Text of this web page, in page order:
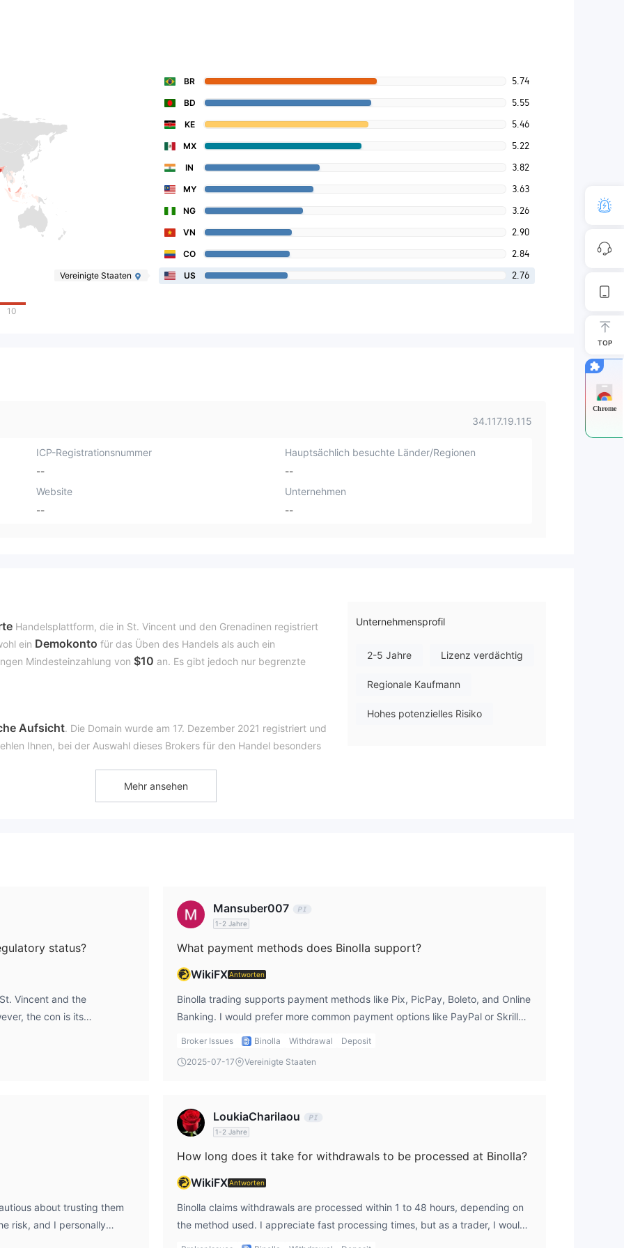
10
BR 5.74
BD 5.55
KE 5.46
MX 5.22
IN 3.82
MY 3.63
NG 3.26
VN 2.90
CO 2.84
Vereinigte Staaten US 2.76
34.117.19.115
ICP-Registrationsnummer
--
Hauptsächlich besuchte Länder/Regionen
--
Website
--
Unternehmen
--
Handelsplattform, die in St. Vincent und den Grenadinen registriert
ein Demokonto für das Üben des Handels als auch ein
Mindesteinzahlung von $10 an. Es gibt jedoch nur begrenzte
Aufsicht. Die Domain wurde am 17. Dezember 2021 registriert und
Ihnen, bei der Auswahl dieses Brokers für den Handel besonders
Unternehmensprofil
2-5 Jahre Lizenz verdächtig
Regionale Kaufmann
Hohes potenzielles Risiko
Mehr ansehen
status?
Vincent and the
the con is its
the protection of my
Mansuber007
1-2 Jahre
What payment methods does Binolla support?
WikiFXAntworten
Binolla trading supports payment methods like Pix, PicPay, Boleto, and Online
Banking. I would prefer more common payment options like PayPal or Skrill
for added security and convenience, but since they aren’t offered, I would
binolla login.
Broker Issues Binolla Withdrawal
Deposit
2025-07-17
Vereinigte Staaten
about trusting them
risk, and I personally
to ensure my funds are
LoukiaCharilaou
1-2 Jahre
How long does it take for withdrawals to be processed at Binolla?
WikiFXAntworten
Binolla claims withdrawals are processed within 1 to 48 hours, depending on
the method used. I appreciate fast processing times, but as a trader, I would
contact customer support to confirm the exact time frame and ensure
TOP
Chrome